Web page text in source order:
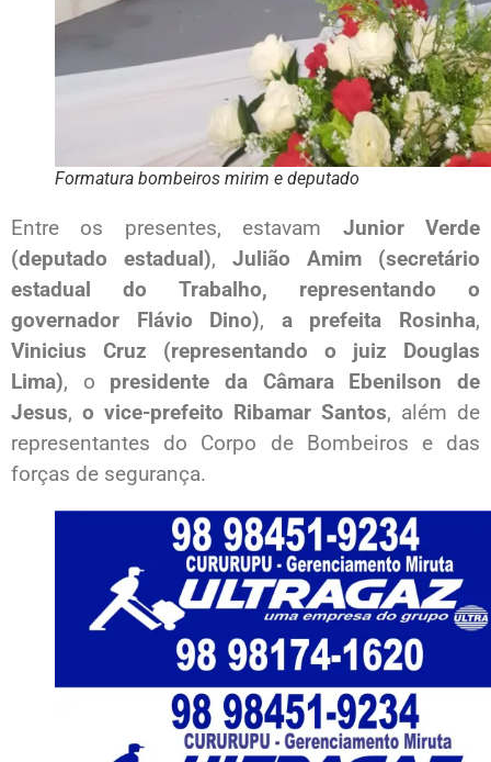
Formatura bombeiros mirim e deputado
Entre os presentes, estavam Junior Verde
(deputado estadual), Julião Amim (secretário
estadual do Trabalho, representando o
governador Flávio Dino), a prefeita Rosinha,
Vinicius Cruz (representando o juiz Douglas
Lima), o presidente da Câmara Ebenilson de
Jesus, o vice-prefeito Ribamar Santos, além de
representantes do Corpo de Bombeiros e das
forças de segurança.